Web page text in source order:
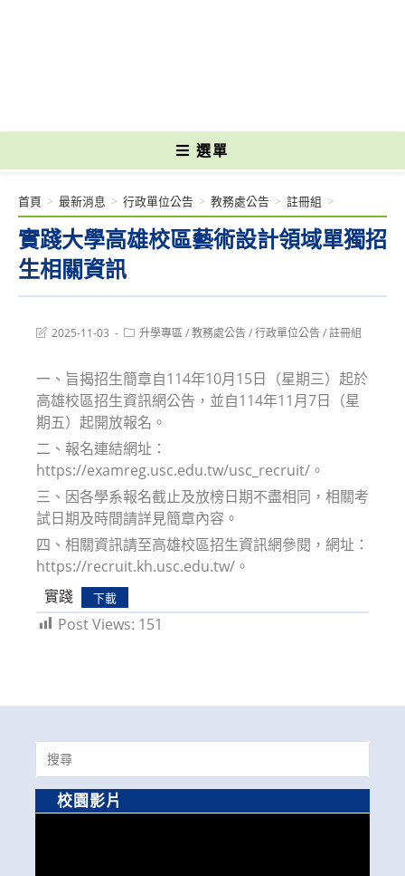
選單
實踐大學高雄校區藝術設計領域單獨招
生相關資訊
首頁 > 最新消息 > 行政單位公告 > 教務處公告 > 註冊組 >
Post2025-11-03
Post升學專區/教務處公告/行政單位公告/註冊組
一、旨揭招生簡章自114年10月15日（星期三）起於
高雄校區招生資訊網公告，並自114年11月7日（星
期五）起開放報名。
二、報名連結網址：
https://examreg.usc.edu.tw/usc_recruit/。
三、因各學系報名截止及放榜日期不盡相同，相關考
試日期及時間請詳見簡章內容。
四、相關資訊請至高雄校區招生資訊網參閱，網址：
https://recruit.kh.usc.edu.tw/。
實踐
下載
Post Views: 151
Search
for:
校園影片